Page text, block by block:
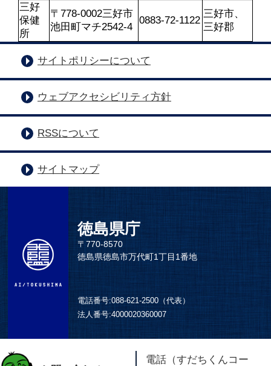
三好
保健
所
〒778-0002三好市
池田町マチ2542-4
0883-72-1122
三好市、
三好郡
サイトポリシーについて
ウェブアクセシビリティ方針
RSSについて
サイトマップ
徳島県庁
〒770-8570
徳島県徳島市万代町1丁目1番地
電話番号:088-621-2500（代表）
法人番号:4000020360007
電話（すだちくんコー